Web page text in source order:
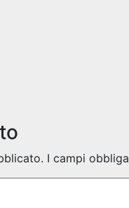
I campi